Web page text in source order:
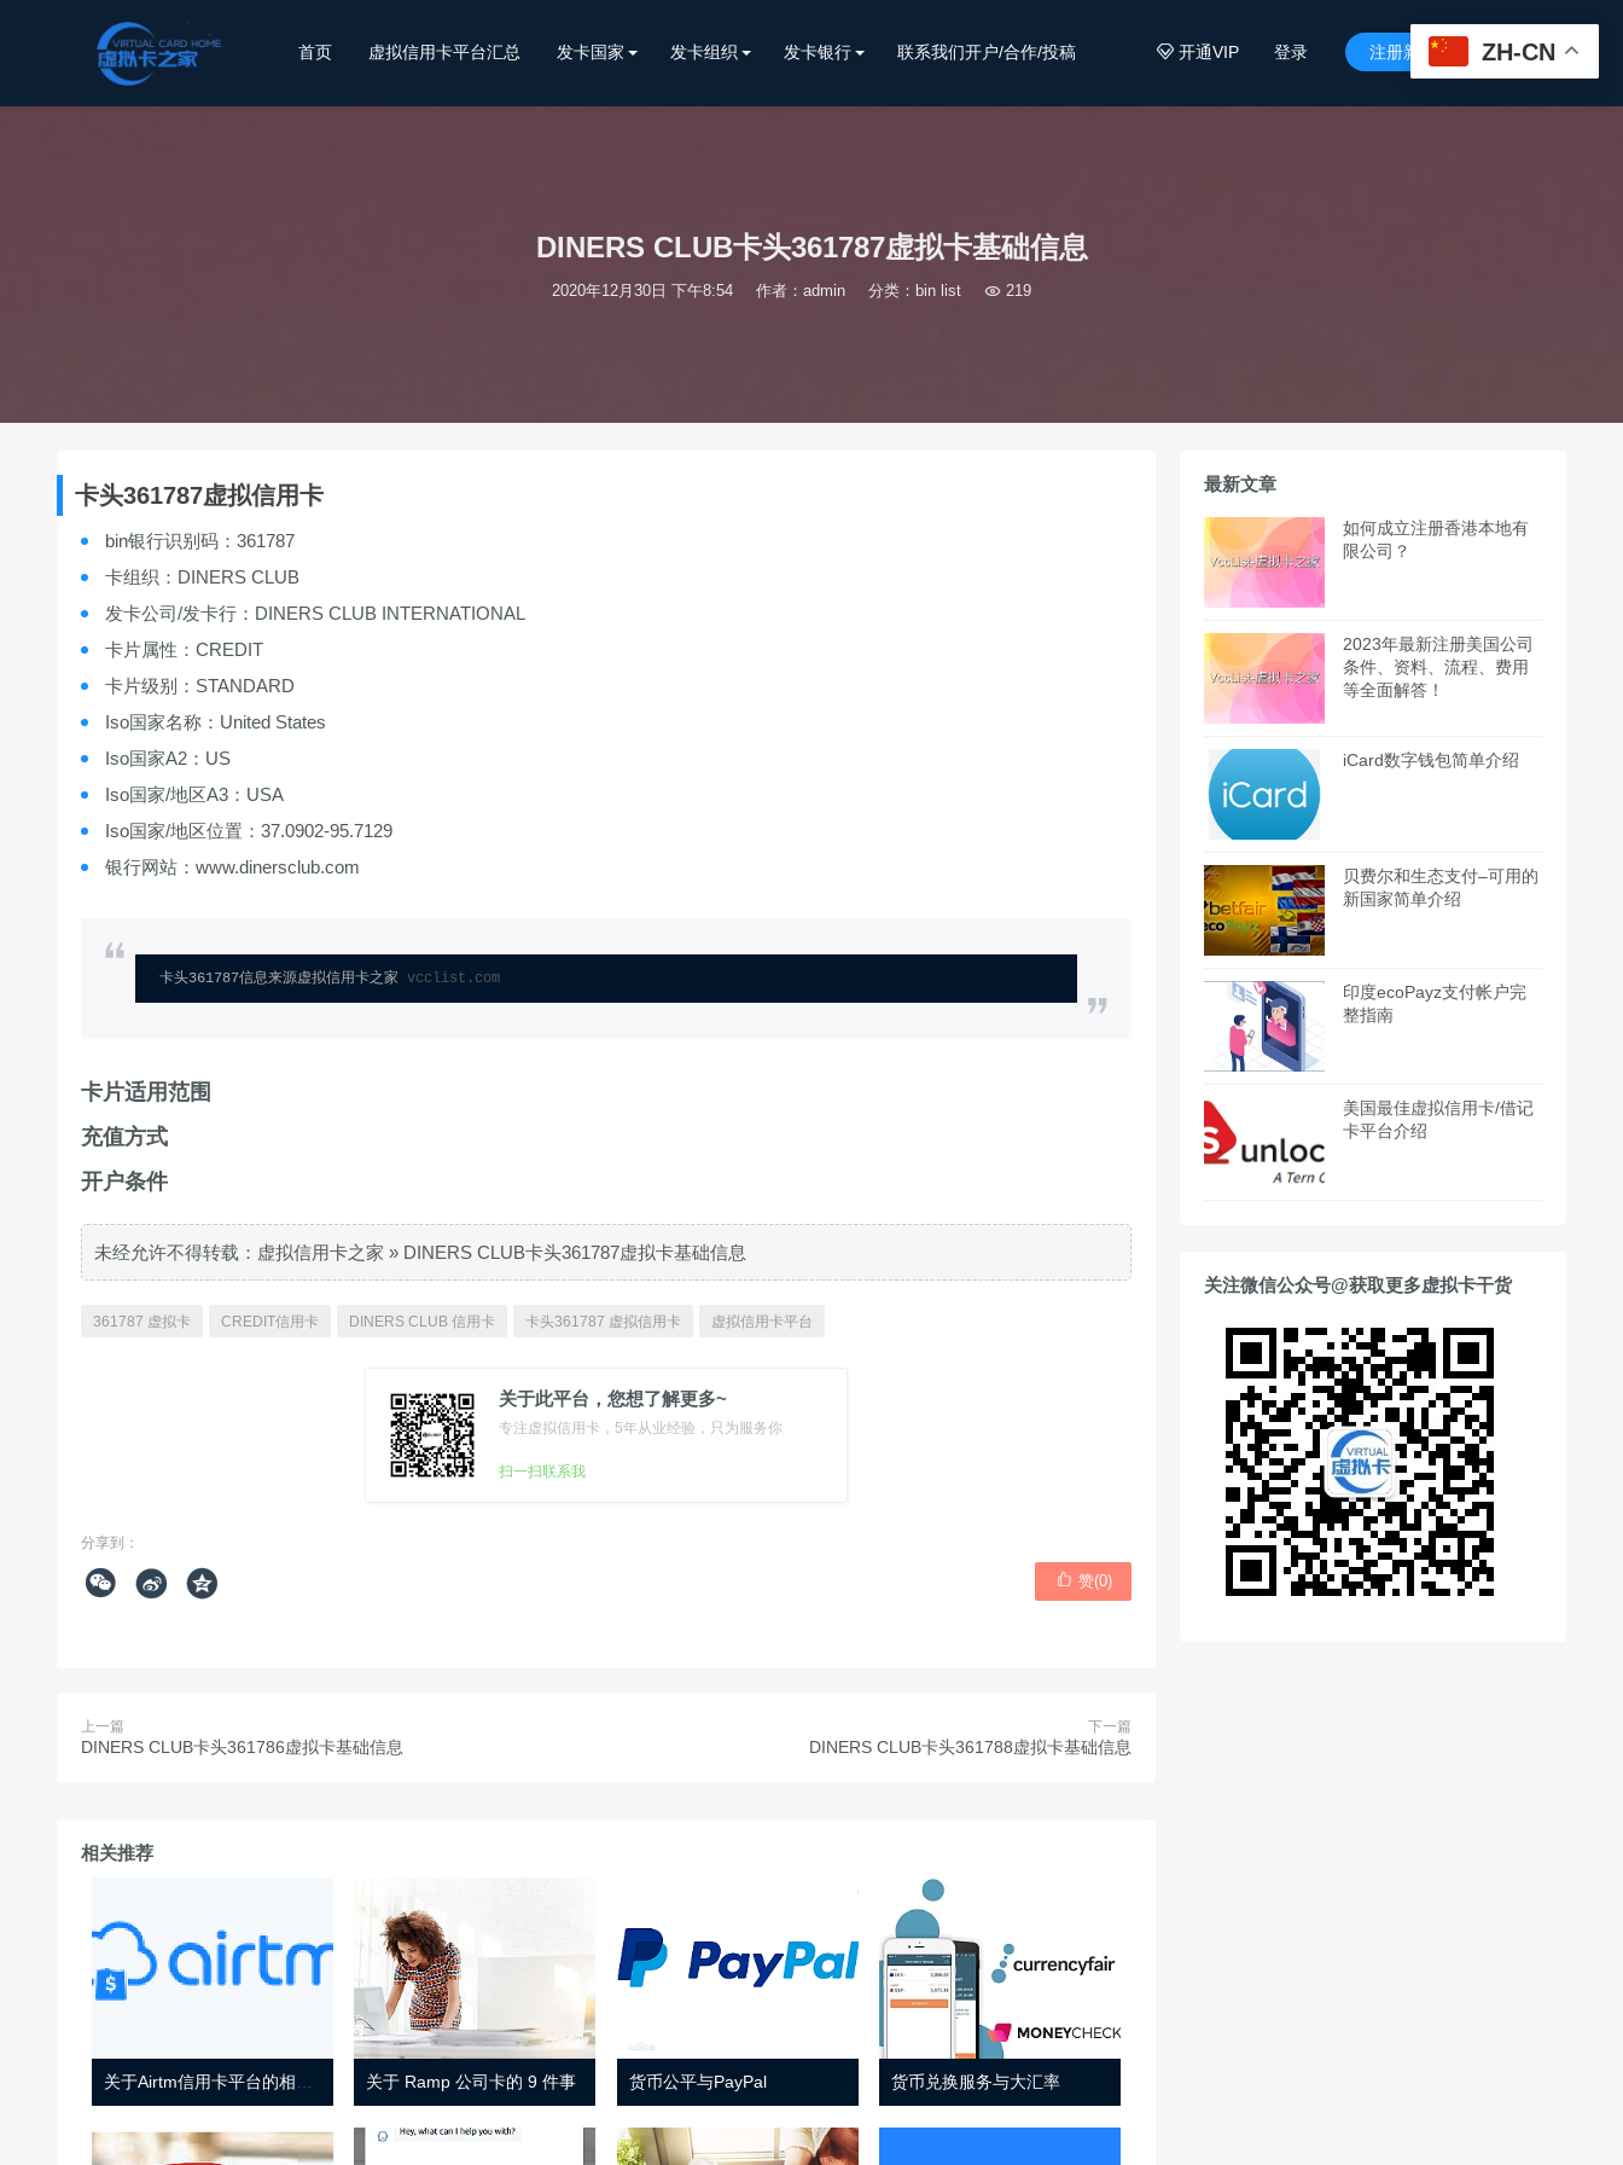
开通VIP 登录 注册新用户 
首页 虚拟信用卡平台汇总 发卡国家 发卡组织 发卡银行 联系我们开户/合作/投稿
DINERS CLUB卡头361787虚拟卡基础信息
2020年12月30日 下午8:54 作者：admin 分类： bin list 219
卡头361787虚拟信用卡
bin银行识别码：361787
卡组织：DINERS CLUB
发卡公司/发卡行：DINERS CLUB INTERNATIONAL
卡片属性：CREDIT
卡片级别：STANDARD
Iso国家名称：United States
Iso国家A2：US
Iso国家/地区A3：USA
Iso国家/地区位置：37.0902-95.7129
银行网站：www.dinersclub.com
卡头361787信息来源虚拟信用卡之家 vcclist.com
卡片适用范围
充值方式
开户条件
未经允许不得转载： 虚拟信用卡之家 » DINERS CLUB卡头361787虚拟卡基础信息
361787 虚拟卡 CREDIT信用卡 DINERS CLUB 信用卡 卡头361787 虚拟信用卡 虚拟信用卡平台
关于此平台，您想了解更多~
专注虚拟信用卡，5年从业经验，只为服务你
扫一扫联系我
分享到：
    赞(0)
上一篇
DINERS CLUB卡头361786虚拟卡基础信息
下一篇
DINERS CLUB卡头361788虚拟卡基础信息
相关推荐
关于 Ramp 公司卡的 9 件事 货币公平与PayPal 货币兑换服务与大汇率
最新文章
如何成立注册香港本地有
限公司？
2023年最新注册美国公司
条件、资料、流程、费用
等全面解答！
iCard数字钱包简单介绍
贝费尔和生态支付–可用的
新国家简单介绍
印度ecoPayz支付帐户完
整指南
美国最佳虚拟信用卡/借记
卡平台介绍
关注微信公众号@获取更多虚拟卡干货
ZH-CN